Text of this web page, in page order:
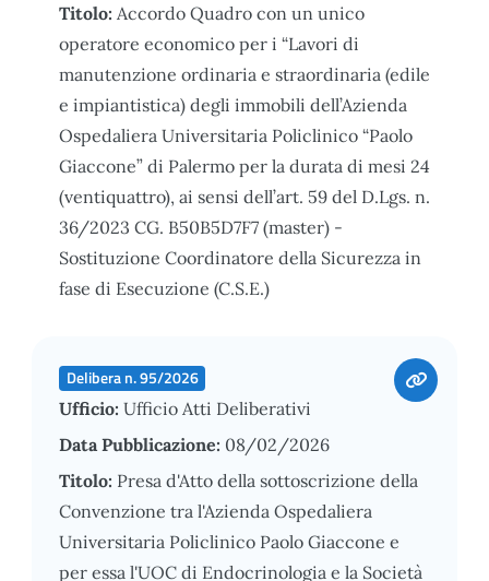
Titolo: Accordo Quadro con un unico
operatore economico per i “Lavori di
manutenzione ordinaria e straordinaria (edile
e impiantistica) degli immobili dell’Azienda
Ospedaliera Universitaria Policlinico “Paolo
Giaccone” di Palermo per la durata di mesi 24
(ventiquattro), ai sensi dell’art. 59 del D.Lgs. n.
36/2023 CG. B50B5D7F7 (master) -
Sostituzione Coordinatore della Sicurezza in
fase di Esecuzione (C.S.E.)
Delibera n. 95/2026
Ufficio: Ufficio Atti Deliberativi
Data Pubblicazione: 08/02/2026
Titolo: Presa d'Atto della sottoscrizione della
Convenzione tra l'Azienda Ospedaliera
Universitaria Policlinico Paolo Giaccone e
per essa l'UOC di Endocrinologia e la Società